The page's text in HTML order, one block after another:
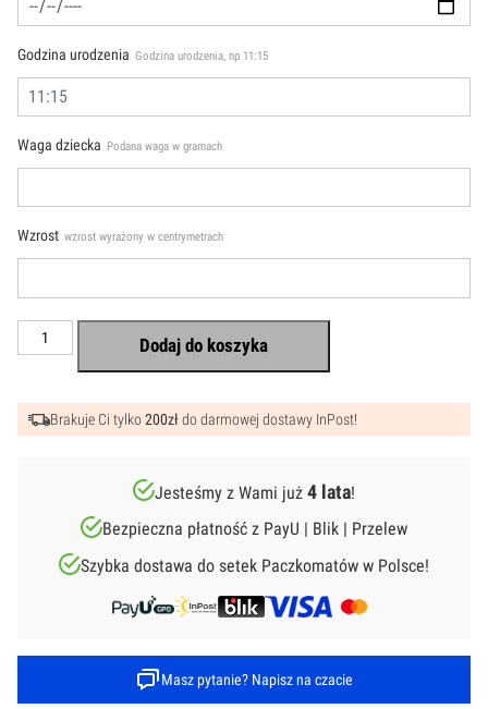
Godzina urodzenia Godzina urodzenia, np 11:15
Waga dziecka Podana waga w gramach
Wzrost wzrost wyrażony w centrymetrach
ilość
Metryczka
Minimal
Wzór
3.
Dodaj do koszyka
Brakuje Ci tylko200zł do darmowej dostawy InPost!
Jesteśmy z Wami już 4 lata!
Bezpieczna płatność z PayU | Blik | Przelew
Szybka dostawa do setek Paczkomatów w Polsce!
Masz pytanie? Napisz na czacie